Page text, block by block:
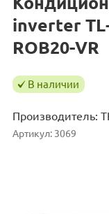
inverter
ROB20-VR
В наличии
Производитель:
Артикул: 3069